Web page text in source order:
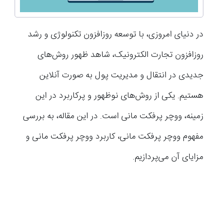
در دنیای امروزی، با توسعه روزافزون تکنولوژی و رشد
روزافزون تجارت الکترونیک، شاهد ظهور روش‌های
جدیدی در انتقال و مدیریت پول به صورت آنلاین
هستیم. یکی از روش‌های نوظهور و پرکاربرد در این
زمینه، ووچر پرفکت مانی است. در این مقاله، به بررسی
مفهوم ووچر پرفکت مانی، کاربرد ووچر پرفکت مانی و
مزایای آن می‌پردازیم.